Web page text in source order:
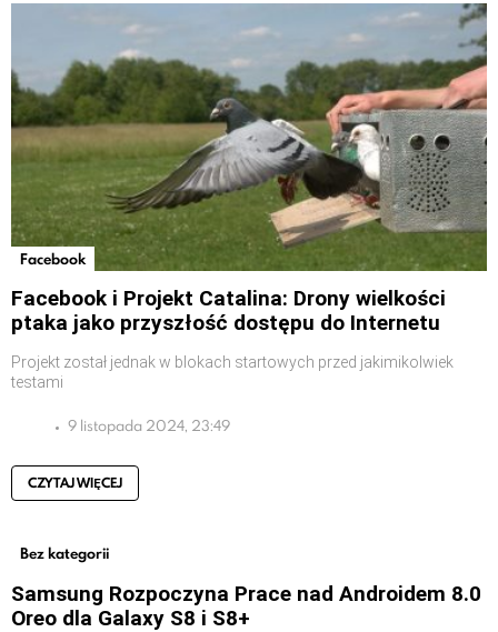
Facebook
Facebook i Projekt Catalina: Drony wielkości
ptaka jako przyszłość dostępu do Internetu
Projekt został jednak w blokach startowych przed jakimikolwiek
testami
9 listopada 2024, 23:49
CZYTAJ WIĘCEJ
Bez kategorii
Samsung Rozpoczyna Prace nad Androidem 8.0
Oreo dla Galaxy S8 i S8+